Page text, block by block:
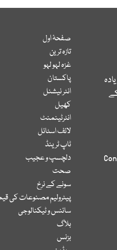
صفحۂ اول
تازہ ترین
غزہ لہو لہو
پاکستان
انٹر نیشنل
کھیل
انٹرٹینمنٹ
لائف اسٹائل
ٹاپ ٹرینڈ
دلچسپ و عجیب
صحت
سونے کے نرخ
پیٹرولیم مصنوعات کی
سائنس و ٹیکنالوجی
بلاگ
بزنس